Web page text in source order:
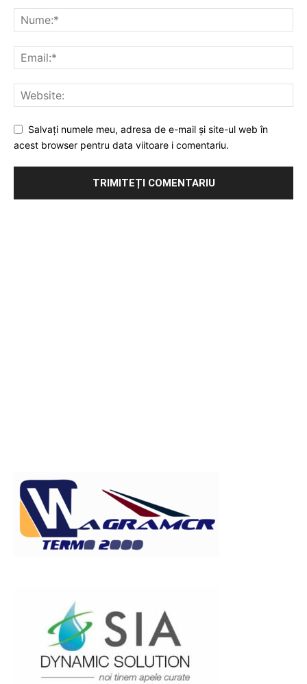
Salvați numele meu, adresa de e-mail și site-ul web în
acest browser pentru data viitoare i comentariu.